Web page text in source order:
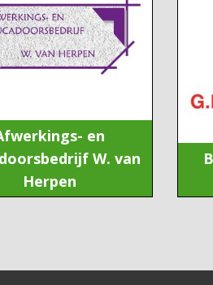
en
W. van
Herpen